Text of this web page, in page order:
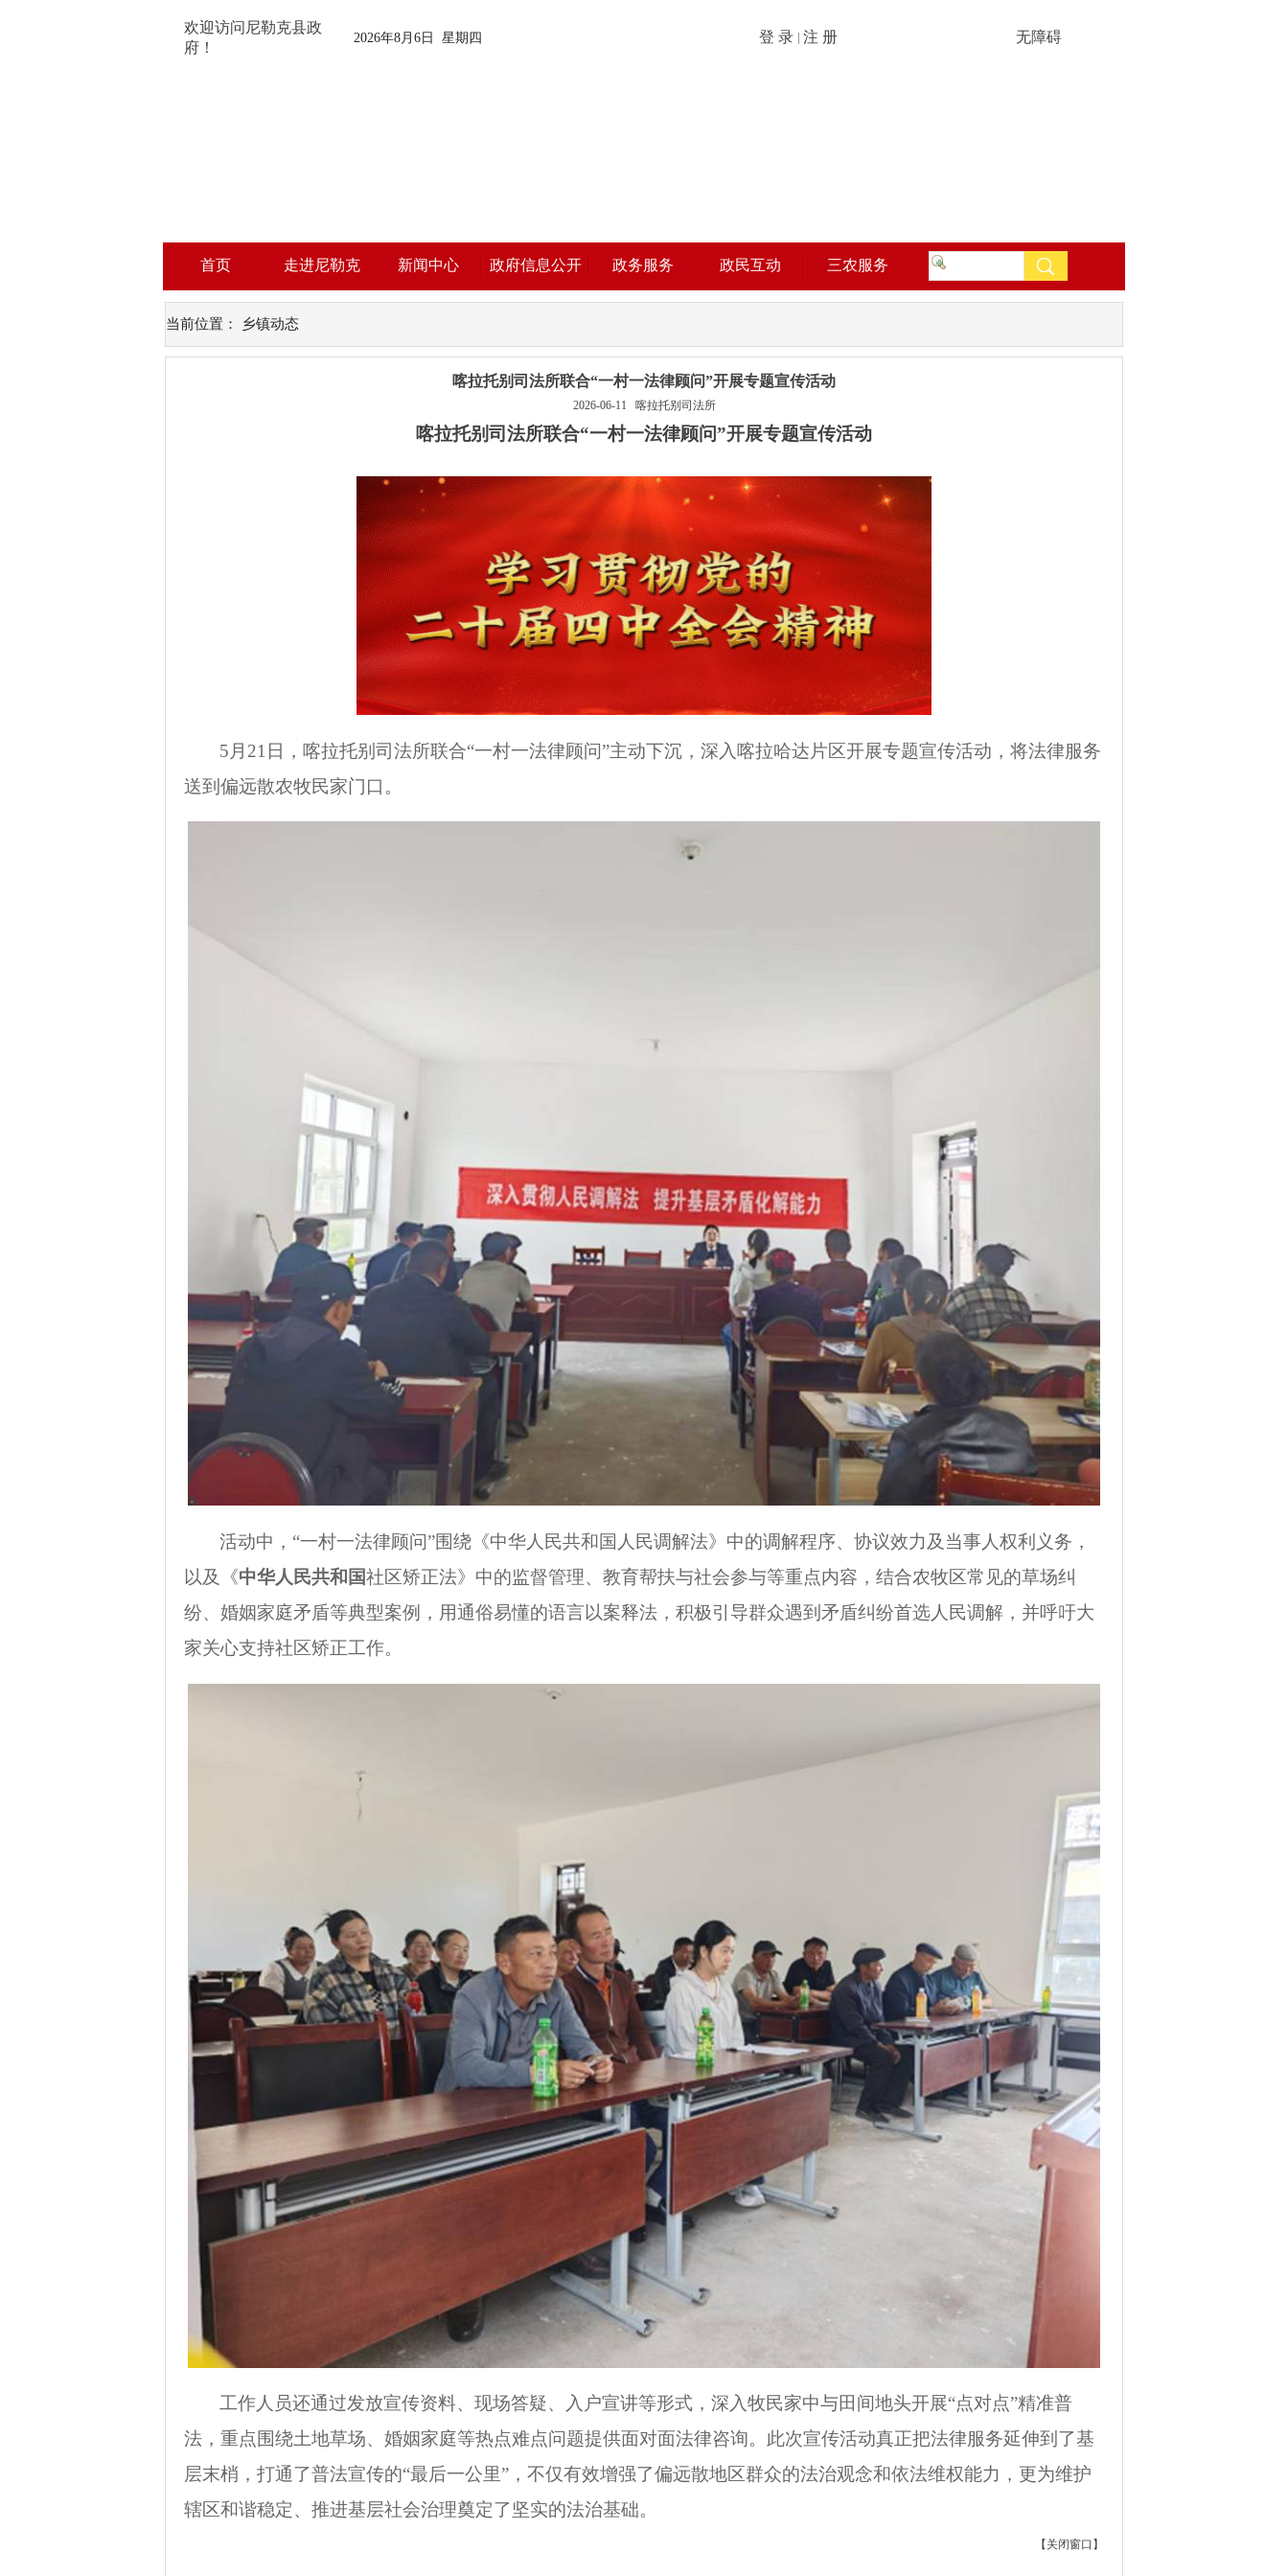
欢迎访问尼勒克县政
府！
2026年8月6日 星期四 登 录 注 册 无障碍
首页 走进尼勒克 新闻中心 政府信息公开 政务服务 政民互动 三农服务
当前位置： 乡镇动态
喀拉托别司法所联合“一村一法律顾问”开展专题宣传活动
2026-06-11 喀拉托别司法所
喀拉托别司法所联合“一村一法律顾问”开展专题宣传活动
5 月 21 日，喀拉托别司法所联合“一村一法律顾问”主动下沉，深入喀拉哈达片区开展专题宣传活动，将法律服务
送到偏远散农牧民家门口。
活动中，“一村一法律顾问”围绕《中华人民共和国人民调解法》中的调解程序、协议效力及当事人权利义务，
以及《中华人民共和国社区矫正法》中的监督管理、教育帮扶与社会参与等重点内容，结合农牧区常见的草场纠
纷、婚姻家庭矛盾等典型案例，用通俗易懂的语言以案释法，积极引导群众遇到矛盾纠纷首选人民调解，并呼吁大
家关心支持社区矫正工作。
工作人员还通过发放宣传资料、现场答疑、入户宣讲等形式，深入牧民家中与田间地头开展“点对点”精准普
法，重点围绕土地草场、婚姻家庭等热点难点问题提供面对面法律咨询。此次宣传活动真正把法律服务延伸到了基
层末梢，打通了普法宣传的“最后一公里”，不仅有效增强了偏远散地区群众的法治观念和依法维权能力，更为维护
辖区和谐稳定、推进基层社会治理奠定了坚实的法治基础。
【 关闭窗口 】